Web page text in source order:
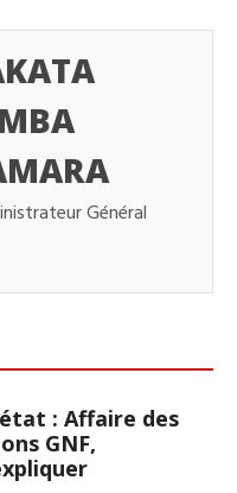
Général
: Affaire des
GNF,